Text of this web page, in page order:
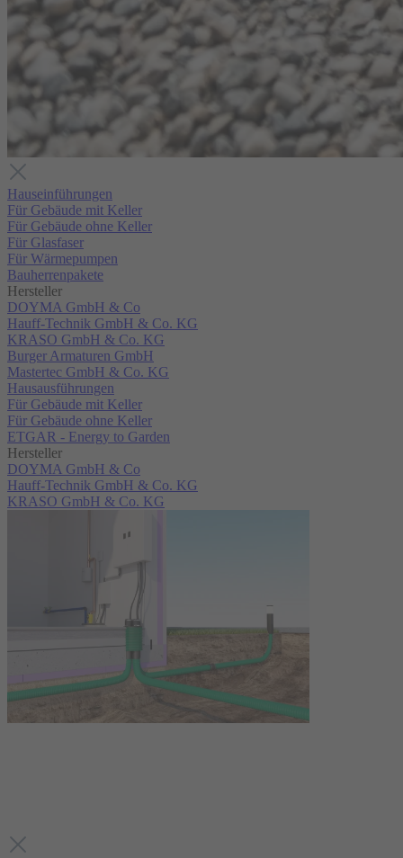
Hauseinführungen
Für Gebäude mit Keller
Für Gebäude ohne Keller
Für Glasfaser
Für Wärmepumpen
Bauherrenpakete
Hersteller
DOYMA GmbH & Co
Hauff-Technik GmbH & Co. KG
KRASO GmbH & Co. KG
Burger Armaturen GmbH
Mastertec GmbH & Co. KG
Hausausführungen
Für Gebäude mit Keller
Für Gebäude ohne Keller
ETGAR - Energy to Garden
Hersteller
DOYMA GmbH & Co
Hauff-Technik GmbH & Co. KG
KRASO GmbH & Co. KG